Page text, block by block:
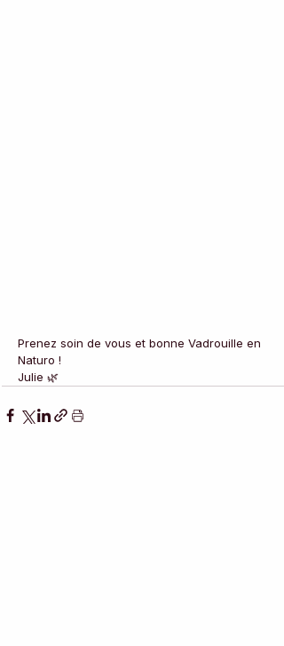
Prenez soin de vous et bonne Vadrouille en
Naturo !
Julie 🌿